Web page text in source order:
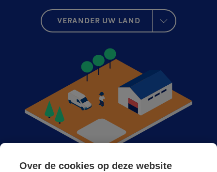
VERANDER UW LAND
Over de cookies op deze website